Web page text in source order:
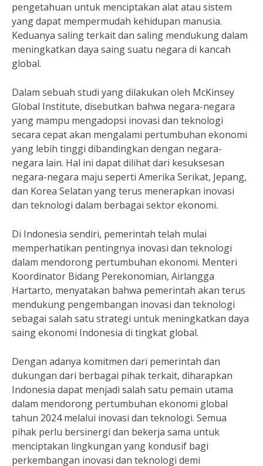
pengetahuan untuk menciptakan alat atau sistem
yang dapat mempermudah kehidupan manusia.
Keduanya saling terkait dan saling mendukung dalam
meningkatkan daya saing suatu negara di kancah
global.
Dalam sebuah studi yang dilakukan oleh McKinsey
Global Institute, disebutkan bahwa negara-negara
yang mampu mengadopsi inovasi dan teknologi
secara cepat akan mengalami pertumbuhan ekonomi
yang lebih tinggi dibandingkan dengan negara-
negara lain. Hal ini dapat dilihat dari kesuksesan
negara-negara maju seperti Amerika Serikat, Jepang,
dan Korea Selatan yang terus menerapkan inovasi
dan teknologi dalam berbagai sektor ekonomi.
Di Indonesia sendiri, pemerintah telah mulai
memperhatikan pentingnya inovasi dan teknologi
dalam mendorong pertumbuhan ekonomi. Menteri
Koordinator Bidang Perekonomian, Airlangga
Hartarto, menyatakan bahwa pemerintah akan terus
mendukung pengembangan inovasi dan teknologi
sebagai salah satu strategi untuk meningkatkan daya
saing ekonomi Indonesia di tingkat global.
Dengan adanya komitmen dari pemerintah dan
dukungan dari berbagai pihak terkait, diharapkan
Indonesia dapat menjadi salah satu pemain utama
dalam mendorong pertumbuhan ekonomi global
tahun 2024 melalui inovasi dan teknologi. Semua
pihak perlu bersinergi dan bekerja sama untuk
menciptakan lingkungan yang kondusif bagi
perkembangan inovasi dan teknologi demi